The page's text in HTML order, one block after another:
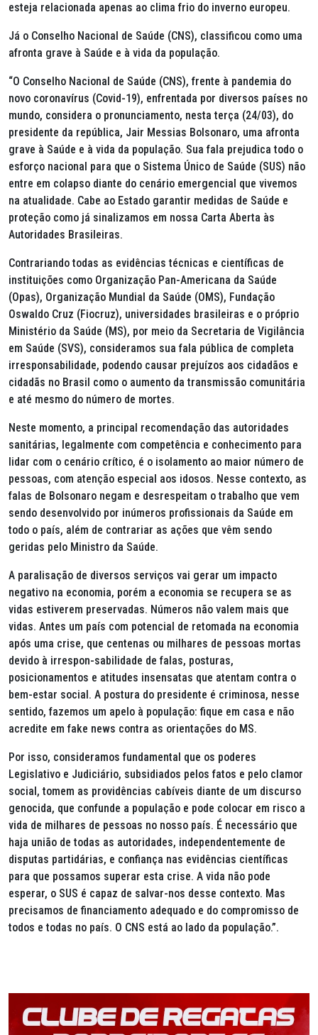
esteja relacionada apenas ao clima frio do inverno europeu.
Já o Conselho Nacional de Saúde (CNS), classificou como uma
afronta grave à Saúde e à vida da população.
“O Conselho Nacional de Saúde (CNS), frente à pandemia do
novo coronavírus (Covid-19), enfrentada por diversos países no
mundo, considera o pronunciamento, nesta terça (24/03), do
presidente da república, Jair Messias Bolsonaro, uma afronta
grave à Saúde e à vida da população. Sua fala prejudica todo o
esforço nacional para que o Sistema Único de Saúde (SUS) não
entre em colapso diante do cenário emergencial que vivemos
na atualidade. Cabe ao Estado garantir medidas de Saúde e
proteção como já sinalizamos em nossa Carta Aberta às
Autoridades Brasileiras.
Contrariando todas as evidências técnicas e científicas de
instituições como Organização Pan-Americana da Saúde
(Opas), Organização Mundial da Saúde (OMS), Fundação
Oswaldo Cruz (Fiocruz), universidades brasileiras e o próprio
Ministério da Saúde (MS), por meio da Secretaria de Vigilância
em Saúde (SVS), consideramos sua fala pública de completa
irresponsabilidade, podendo causar prejuízos aos cidadãos e
cidadãs no Brasil como o aumento da transmissão comunitária
e até mesmo do número de mortes.
Neste momento, a principal recomendação das autoridades
sanitárias, legalmente com competência e conhecimento para
lidar com o cenário crítico, é o isolamento ao maior número de
pessoas, com atenção especial aos idosos. Nesse contexto, as
falas de Bolsonaro negam e desrespeitam o trabalho que vem
sendo desenvolvido por inúmeros profissionais da Saúde em
todo o país, além de contrariar as ações que vêm sendo
geridas pelo Ministro da Saúde.
A paralisação de diversos serviços vai gerar um impacto
negativo na economia, porém a economia se recupera se as
vidas estiverem preservadas. Números não valem mais que
vidas. Antes um país com potencial de retomada na economia
após uma crise, que centenas ou milhares de pessoas mortas
devido à irrespon-sabilidade de falas, posturas,
posicionamentos e atitudes insensatas que atentam contra o
bem-estar social. A postura do presidente é criminosa, nesse
sentido, fazemos um apelo à população: fique em casa e não
acredite em fake news contra as orientações do MS.
Por isso, consideramos fundamental que os poderes
Legislativo e Judiciário, subsidiados pelos fatos e pelo clamor
social, tomem as providências cabíveis diante de um discurso
genocida, que confunde a população e pode colocar em risco a
vida de milhares de pessoas no nosso país. É necessário que
haja união de todas as autoridades, independentemente de
disputas partidárias, e confiança nas evidências científicas
para que possamos superar esta crise. A vida não pode
esperar, o SUS é capaz de salvar-nos desse contexto. Mas
precisamos de financiamento adequado e do compromisso de
todos e todas no país. O CNS está ao lado da população.”.